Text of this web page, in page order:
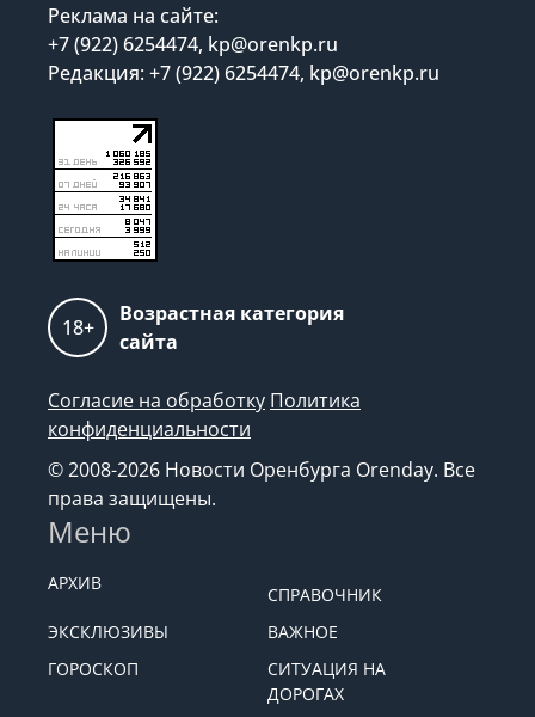
Реклама на сайте:
+7 (922) 6254474, kp@orenkp.ru
Редакция: +7 (922) 6254474, kp@orenkp.ru
18+
Возрастная категория
сайта
Согласие на обработку Политика
конфиденциальности
© 2008-2026 Новости Оренбурга Orenday. Все
права защищены.
Меню
АРХИВ
СПРАВОЧНИК
ЭКСКЛЮЗИВЫ
ВАЖНОЕ
ГОРОСКОП
СИТУАЦИЯ НА
ДОРОГАХ